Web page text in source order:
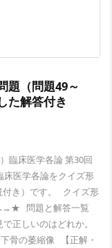
題（問題49～
た解答付き
臨床医学各論 第30回
床医学各論をクイズ形
付き）です。 クイズ形
→★ 問題と解答一覧
正しいのはどれか。
骨の萎縮像 【正解・